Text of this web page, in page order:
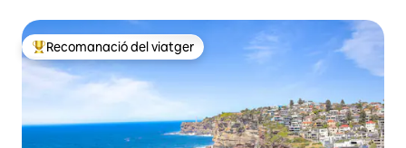
Principals recomanacions dels viatgers
Recomanació del viatger